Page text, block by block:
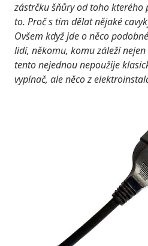
zástrčku šňůry od toho kterého
to. Proč s tím dělat nějaké
Ovšem když jde o něco
lidí, někomu, komu záleží
tento nejednou nepoužije
vypínač, ale něco z